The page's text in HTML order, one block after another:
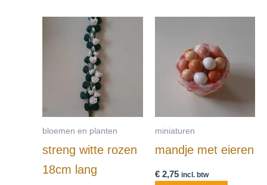
bloemen en planten
streng witte rozen
18cm lang
miniaturen
mandje met eieren
€2,75 incl. btw